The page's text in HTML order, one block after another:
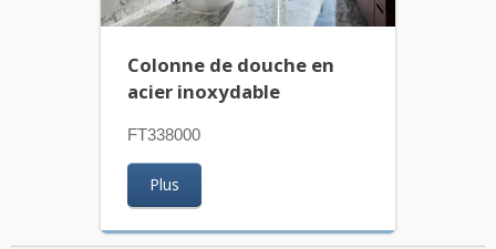
Colonne de douche en
acier inoxydable
FT338000
Plus